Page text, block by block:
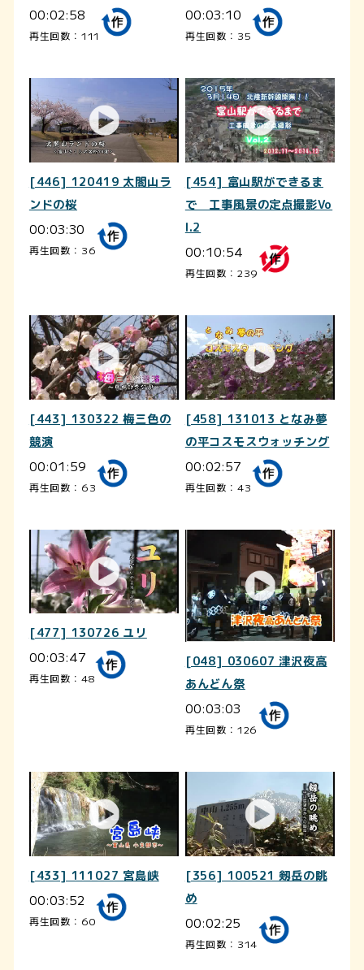
00:02:58
再生回数：111
00:03:10
再生回数：35
[446] 120419 太閤山ラ
ンドの桜
00:03:30
再生回数：36
[454] 富山駅ができるま
で 工事風景の定点撮影Vo
l.2
00:10:54
再生回数：239
[443] 130322 梅三色の
競演
00:01:59
再生回数：63
[458] 131013 となみ夢
の平コスモスウォッチング
00:02:57
再生回数：43
[477] 130726 ユリ
00:03:47
再生回数：48
[048] 030607 津沢夜高
あんどん祭
00:03:03
再生回数：126
[433] 111027 宮島峡
00:03:52
再生回数：60
[356] 100521 剱岳の眺
め
00:02:25
再生回数：314